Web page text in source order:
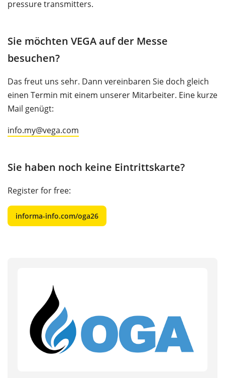
pressure transmitters.
Sie möchten VEGA auf der Messe
besuchen?
Das freut uns sehr. Dann vereinbaren Sie doch gleich
einen Termin mit einem unserer Mitarbeiter. Eine kurze
Mail genügt:
info.my@vega.com
Sie haben noch keine Eintrittskarte?
Register for free:
informa-info.com/oga26